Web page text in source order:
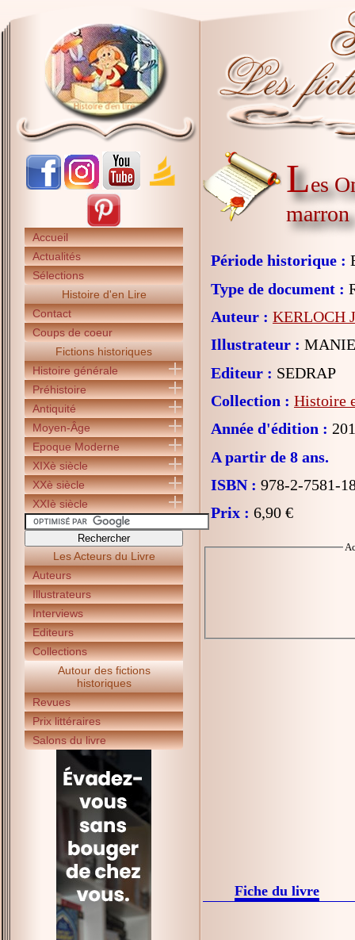
Accueil
Actualités
Sélections
Histoire d'en Lire
Contact
Coups de coeur
Fictions historiques
Histoire générale
Préhistoire
Antiquité
Moyen-Âge
Epoque Moderne
XIXè siècle
XXè siècle
XXIè siècle
Les Acteurs du Livre
Auteurs
Illustrateurs
Interviews
Editeurs
Collections
Autour des fictions
historiques
Revues
Prix littéraires
Salons du livre
Les
marron
Période historique :
Type de document :
Auteur : KERLOCH
Illustrateur :
Editeur : SEDRAP
Collection : Histoire
Année d'édition :
A partir de 8 ans.
ISBN : 978-2-7581-
Prix : 6,90 €
Fiche du livre